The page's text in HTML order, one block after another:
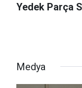
Yedek Parça
Medya